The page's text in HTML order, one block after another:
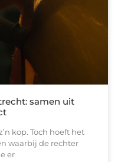
samen uit
kop. Toch hoeft het
waarbij de rechter
er